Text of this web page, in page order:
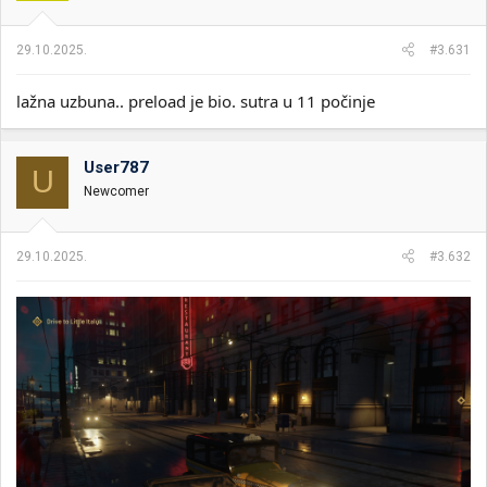
n
j
:
29.10.2025. #3.631
lažna uzbuna.. preload je bio. sutra u 11 počinje
U User787
Newcomer
29.10.2025. #3.632